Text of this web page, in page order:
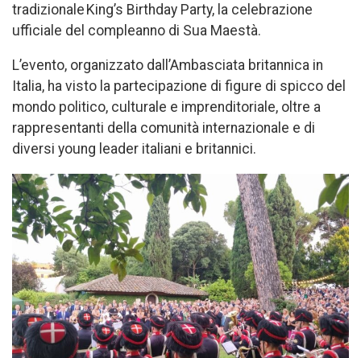
tradizionale King’s Birthday Party, la celebrazione
ufficiale del compleanno di Sua Maestà.
L’evento, organizzato dall’Ambasciata britannica in
Italia, ha visto la partecipazione di figure di spicco del
mondo politico, culturale e imprenditoriale, oltre a
rappresentanti della comunità internazionale e di
diversi young leader italiani e britannici.